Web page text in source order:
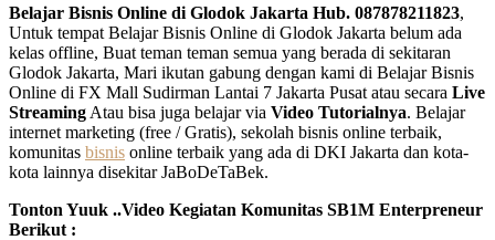
Belajar Bisnis Online di Glodok Jakarta Hub. 087878211823,
Untuk tempat Belajar Bisnis Online di Glodok Jakarta belum ada
kelas offline, Buat teman teman semua yang berada di sekitaran
Glodok Jakarta, Mari ikutan gabung dengan kami di Belajar Bisnis
Online di FX Mall Sudirman Lantai 7 Jakarta Pusat atau secara Live
Streaming Atau bisa juga belajar via Video Tutorialnya. Belajar
internet marketing (free / Gratis), sekolah bisnis online terbaik,
komunitas bisnis online terbaik yang ada di DKI Jakarta dan kota-
kota lainnya disekitar JaBoDeTaBek.
Tonton Yuuk ..Video Kegiatan Komunitas SB1M Enterpreneur
Berikut :